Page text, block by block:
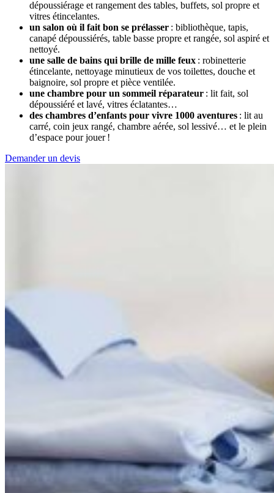
dépoussiérage et rangement des tables, buffets, sol propre et
vitres étincelantes.
un salon où il fait bon se prélasser : bibliothèque, tapis,
canapé dépoussiérés, table basse propre et rangée, sol aspiré et
nettoyé.
une salle de bains qui brille de mille feux : robinetterie
étincelante, nettoyage minutieux de vos toilettes, douche et
baignoire, sol propre et pièce ventilée.
une chambre pour un sommeil réparateur : lit fait, sol
dépoussiéré et lavé, vitres éclatantes…
des chambres d’enfants pour vivre 1000 aventures : lit au
carré, coin jeux rangé, chambre aérée, sol lessivé… et le plein
d’espace pour jouer !
Demander un devis